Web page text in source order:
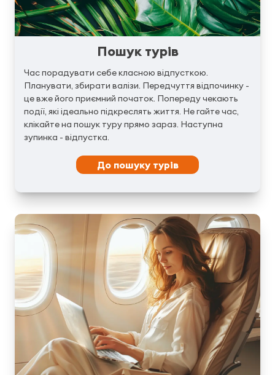
Пошук турів
Час порадувати себе класною відпусткою.
Планувати, збирати валізи. Передчуття відпочинку -
це вже його приємний початок. Попереду чекають
події, які ідеально підкреслять життя. Не гайте час,
клікайте на пошук туру прямо зараз. Наступна
зупинка - відпустка.
До пошуку турів